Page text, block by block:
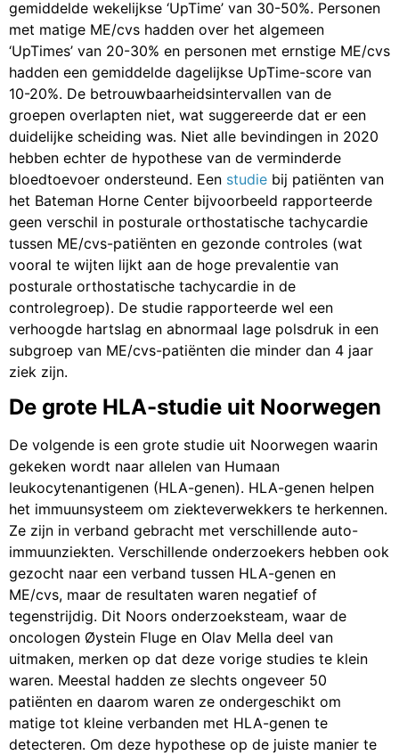
gemiddelde wekelijkse ‘UpTime’ van 30-50%. Personen
met matige ME/cvs hadden over het algemeen
‘UpTimes’ van 20-30% en personen met ernstige ME/cvs
hadden een gemiddelde dagelijkse UpTime-score van
10-20%. De betrouwbaarheidsintervallen van de
groepen overlapten niet, wat suggereerde dat er een
duidelijke scheiding was. Niet alle bevindingen in 2020
hebben echter de hypothese van de verminderde
bloedtoevoer ondersteund. Een studie bij patiënten van
het Bateman Horne Center bijvoorbeeld rapporteerde
geen verschil in posturale orthostatische tachycardie
tussen ME/cvs-patiënten en gezonde controles (wat
vooral te wijten lijkt aan de hoge prevalentie van
posturale orthostatische tachycardie in de
controlegroep). De studie rapporteerde wel een
verhoogde hartslag en abnormaal lage polsdruk in een
subgroep van ME/cvs-patiënten die minder dan 4 jaar
ziek zijn.
De grote HLA-studie uit Noorwegen
De volgende is een grote studie uit Noorwegen waarin
gekeken wordt naar allelen van Humaan
leukocytenantigenen (HLA-genen). HLA-genen helpen
het immuunsysteem om ziekteverwekkers te herkennen.
Ze zijn in verband gebracht met verschillende auto-
immuunziekten. Verschillende onderzoekers hebben ook
gezocht naar een verband tussen HLA-genen en
ME/cvs, maar de resultaten waren negatief of
tegenstrijdig. Dit Noors onderzoeksteam, waar de
oncologen Øystein Fluge en Olav Mella deel van
uitmaken, merken op dat deze vorige studies te klein
waren. Meestal hadden ze slechts ongeveer 50
patiënten en daarom waren ze ondergeschikt om
matige tot kleine verbanden met HLA-genen te
detecteren. Om deze hypothese op de juiste manier te